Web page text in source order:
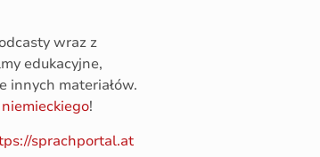
wraz z
edukacyjne,
innych materiałów.
!
sprachportal.at